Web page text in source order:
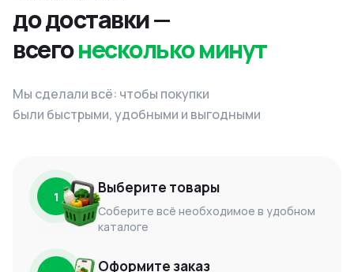
до доставки —
всегонесколько минут
Мы сделали всё: чтобы покупки
были быстрыми, удобными и выгодными
1 Выберите товары
Соберите всё необходимое в удобном
каталоге
Оформите заказ